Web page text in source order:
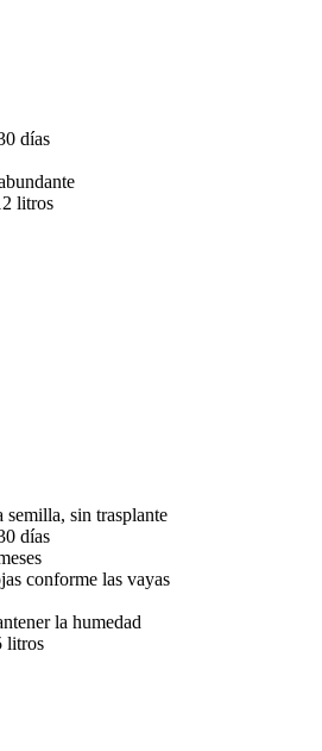
días
litros
semilla, sin trasplante
días
conforme las vayas
la humedad
litros